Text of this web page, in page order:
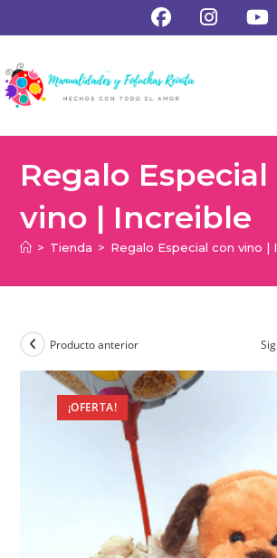
Regalo Especial
vino | Increible
> Tienda > Regalo Especial con vino |
¡OFERTA!
Producto anterior